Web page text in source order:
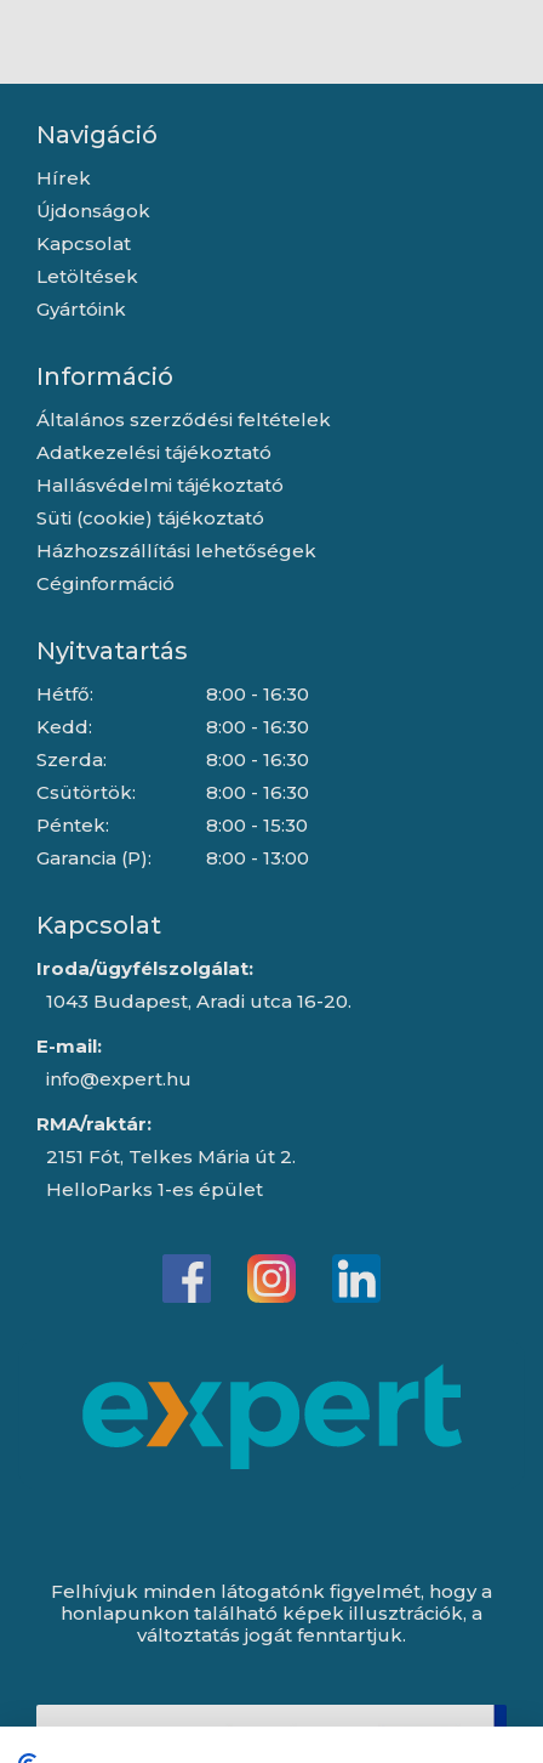
Navigáció
Hírek
Újdonságok
Kapcsolat
Letöltések
Gyártóink
Információ
Általános szerződési feltételek
Adatkezelési tájékoztató
Hallásvédelmi tájékoztató
Süti (cookie) tájékoztató
Házhozszállítási lehetőségek
Céginformáció
Nyitvatartás
Hétfő:
Kedd:
Szerda:
Csütörtök:
Péntek:
Garancia (P):
8:00 - 16:30
8:00 - 16:30
8:00 - 16:30
8:00 - 16:30
8:00 - 15:30
8:00 - 13:00
Kapcsolat
Iroda/ügyfélszolgálat:
1043 Budapest, Aradi utca 16-20.
E-mail:
info@expert.hu
RMA/raktár:
2151 Fót, Telkes Mária út 2.
HelloParks 1-es épület
Felhívjuk minden látogatónk figyelmét, hogy a
honlapunkon található képek illusztrációk, a
változtatás jogát fenntartjuk.